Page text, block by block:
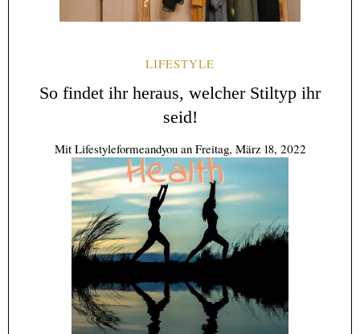
LIFESTYLE
So findet ihr heraus, welcher Stiltyp ihr
seid!
Mit Lifestyleformeandyou an Freitag, März 18, 2022